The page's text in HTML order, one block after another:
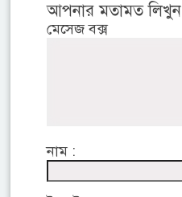
আপনার মতামত লিখুন
মেসেজ বক্স
নাম :